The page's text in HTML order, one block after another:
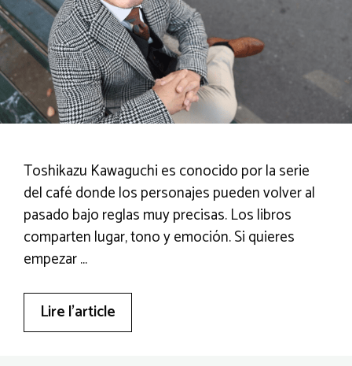
Toshikazu Kawaguchi es conocido por la serie
del café donde los personajes pueden volver al
pasado bajo reglas muy precisas. Los libros
comparten lugar, tono y emoción. Si quieres
empezar …
Lire l’article